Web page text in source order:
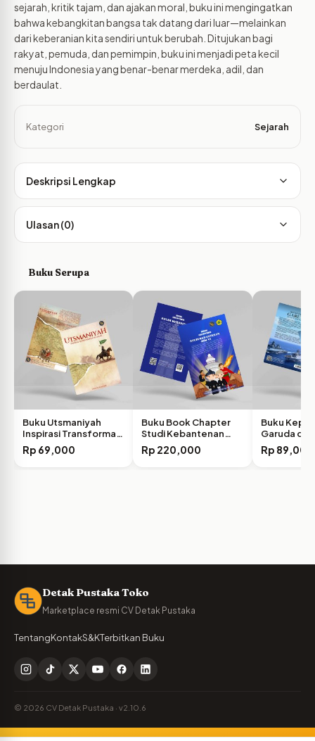
sejarah, kritik tajam, dan ajakan moral, buku ini mengingatkan
bahwa kebangkitan bangsa tak datang dari luar—melainkan
dari keberanian kita sendiri untuk berubah. Ditujukan bagi
rakyat, pemuda, dan pemimpin, buku ini menjadi peta kecil
menuju Indonesia yang benar-benar merdeka, adil, dan
berdaulat.
Kategori Sejarah
Deskripsi Lengkap
Ulasan (0)
Buku Serupa
Buku Utsmaniyah
Inspirasi Transformasi
Kekuasaan
Rp 69,000
Buku Book Chapter
Studi Kebantenan
Jilid…
Rp 220,000
Buku
Garuda di
Rp 89,000
Detak Pustaka Toko
Marketplace resmi CV Detak Pustaka
TentangKontakS&KTerbitkan Buku
© 2026 CV Detak Pustaka · v2.10.6